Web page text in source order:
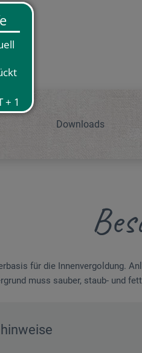
Downloads
für die Innenvergoldung.
muss sauber, staub- und